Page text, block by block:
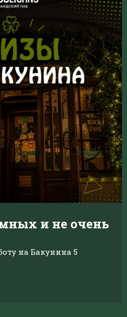
и не очень
на Бакунина 5